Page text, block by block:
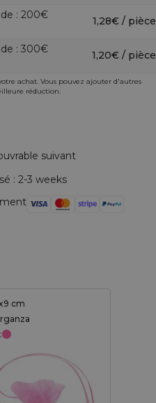
: 200€ 1,28€ / pièce
: 300€ 1,20€ / pièce
achat. Vous pouvez ajouter d'autres
réduction.
suivant
: 2-3 weeks
cm